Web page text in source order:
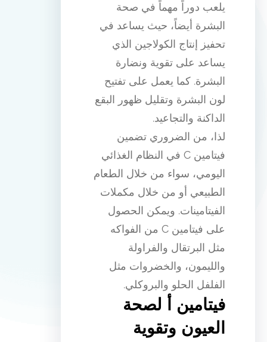
يلعب دوراً مهماً في صحة
البشرة أيضاً، حيث يساعد في
تحفيز إنتاج الكولاجين الذي
يساعد على تقوية ونضارة
البشرة. كما يعمل على تفتيح
لون البشرة وتقليل ظهور البقع
الداكنة والتجاعيد.
لذا، من الضروري تضمين
فيتامين C في النظام الغذائي
اليومي، سواء من خلال الطعام
الطبيعي أو من خلال مكملات
الفيتامينات. ويمكن الحصول
على فيتامين C من الفواكه
مثل البرتقال والفراولة
والليمون، والخضروات مثل
الفلفل الحلو والبروكلي.
فيتامين أ لصحة
العيون وتقوية